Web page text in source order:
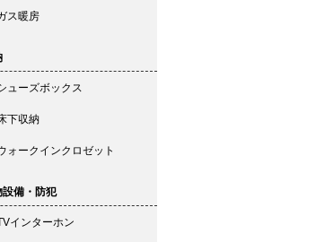
ス暖房
ューズボックス
下収納
ォークインクロゼット
備・防犯
インターホン